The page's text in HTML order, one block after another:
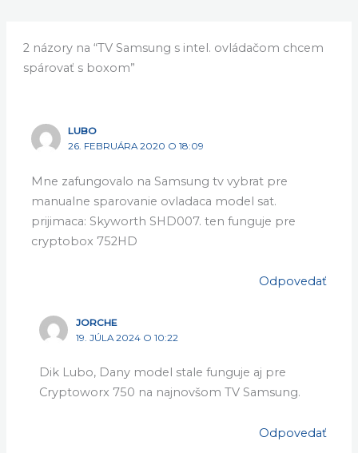
2 názory na “TV Samsung s intel. ovládačom chcem
spárovať s boxom”
LUBO
26. FEBRUÁRA 2020 O 18:09
Mne zafungovalo na Samsung tv vybrat pre
manualne sparovanie ovladaca model sat.
prijimaca: Skyworth SHD007. ten funguje pre
cryptobox 752HD
Odpovedať
JORCHE
19. JÚLA 2024 O 10:22
Dik Lubo, Dany model stale funguje aj pre
Cryptoworx 750 na najnovšom TV Samsung.
Odpovedať